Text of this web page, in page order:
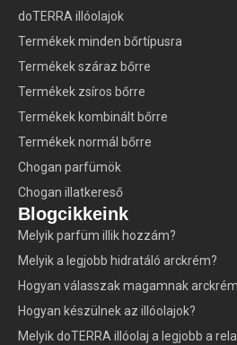
doTERRA illóolajok
Termékek minden bőrtípusra
Termékek száraz bőrre
Termékek zsíros bőrre
Termékek kombinált bőrre
Termékek normál bőrre
Chogan parfümök
Chogan illatkereső
Blogcikkeink
Melyik parfüm illik hozzám?
Melyik a legjobb hidratáló arckrém?
Hogyan válasszak magamnak
Hogyan készülnek az illóolajok?
Melyik doTERRA illóolaj a legjobb a